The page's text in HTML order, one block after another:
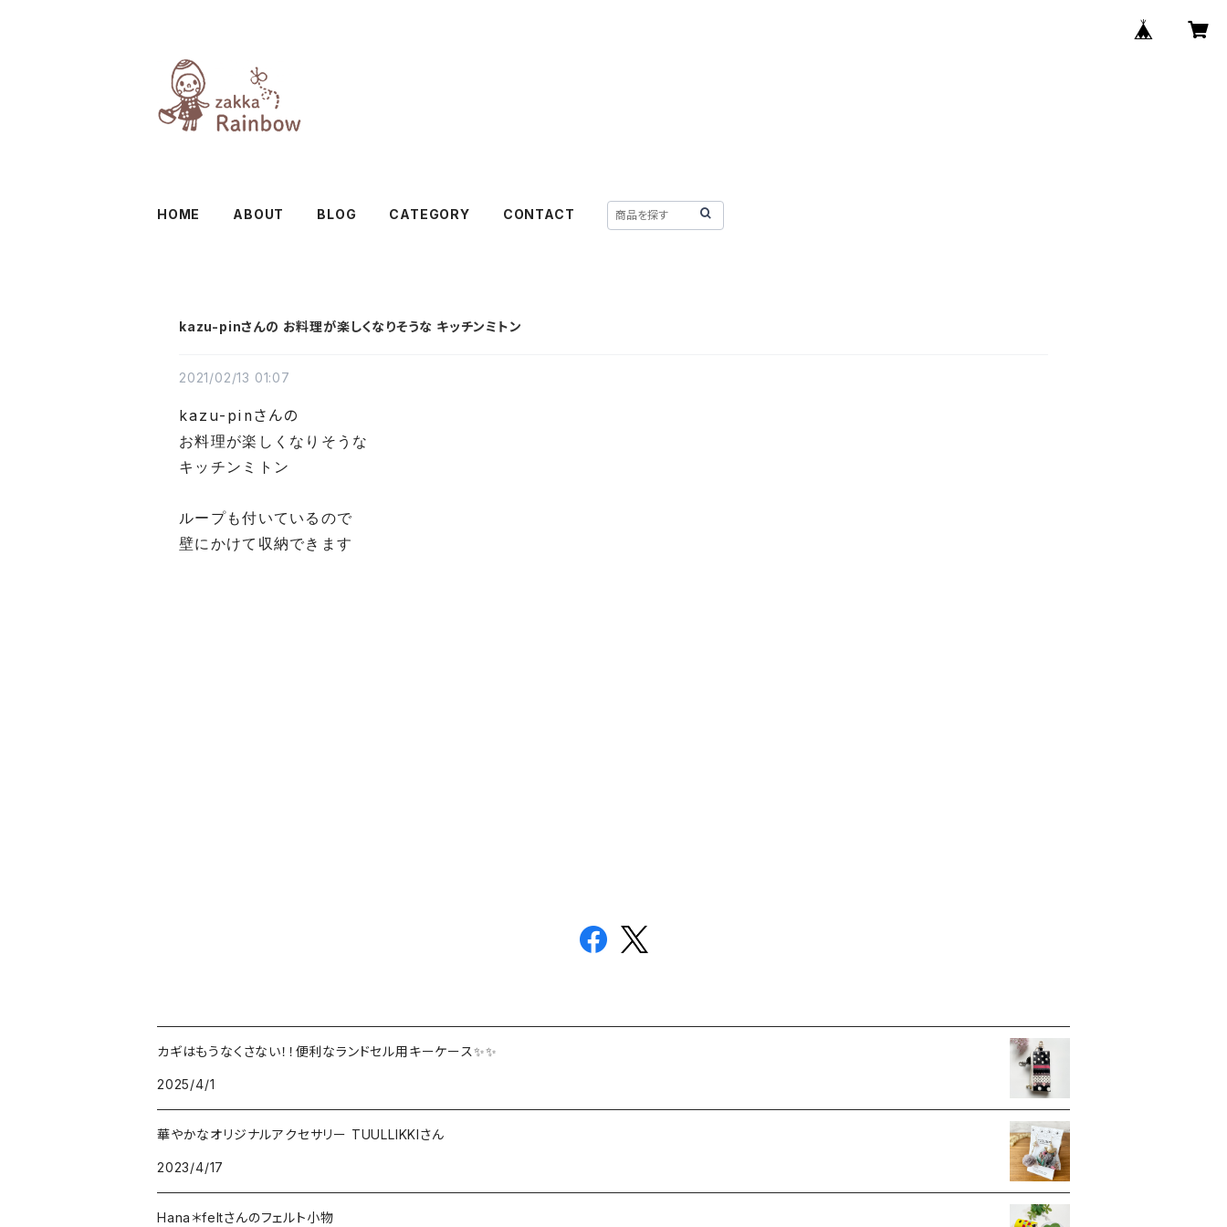
HOME ABOUT BLOG CATEGORY CONTACT
kazu-pinさんの お料理が楽しくなりそうな キッチンミトン
2021/02/13 01:07
kazu-pinさんの
お料理が楽しくなりそうな
キッチンミトン
ループも付いているので
壁にかけて収納できます
カギはもうなくさない！！便利なランドセル用キーケース✨✨
2025/4/1
華やかなオリジナルアクセサリー TUULLIKKIさん
2023/4/17
Hana＊feltさんのフェルト小物